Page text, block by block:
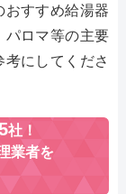
おすすめ給湯器
パロマ等の主要
にしてくださ
社！
業者を